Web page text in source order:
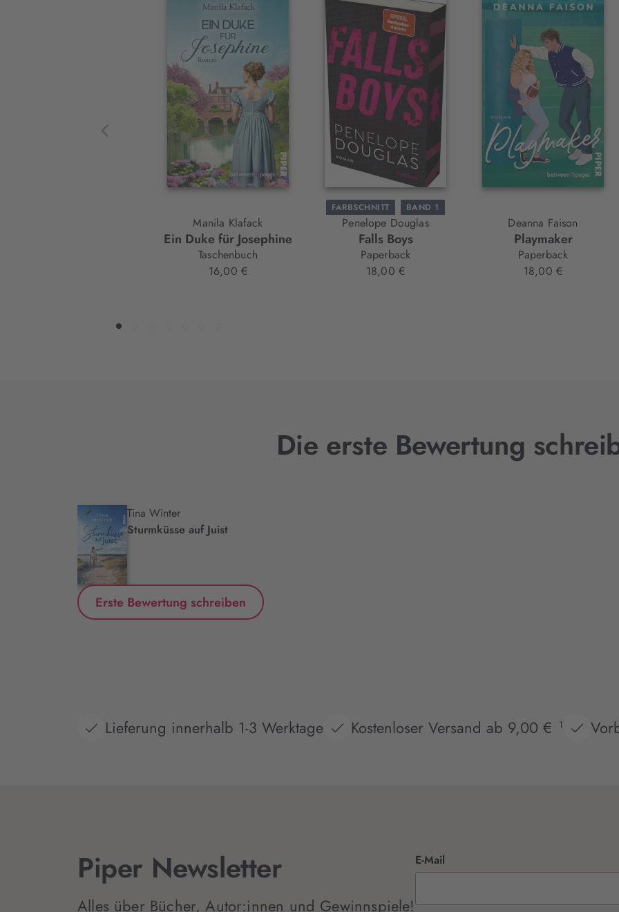
Interaktives
Slider-
Element
Manila Klafack
Ein Duke für Josephine
Taschenbuch
16,00 €
FARBSCHNITT BAND 1
Penelope Douglas
Falls Boys
Paperback
18,00 €
Deanna Faison
Playmaker
Paperback
18,00 €
Die erste Bewertung
Tina Winter
Sturmküsse auf Juist.
Erste Bewertung schreiben
Lieferung innerhalb 1-3 Werktage Kostenloser Versand ab 9,00 € 1
Piper Newsletter
Alles über Bücher, Autor:innen und Gewinnspiele!
E-Mail